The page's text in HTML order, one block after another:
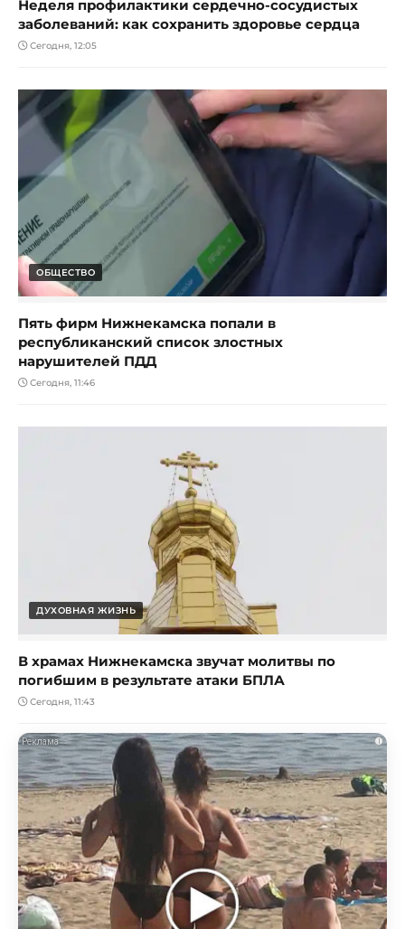
Неделя профилактики сердечно-сосудистых
заболеваний: как сохранить здоровье сердца
Сегодня, 12:05
ОБЩЕСТВО
Пять фирм Нижнекамска попали в
республиканский список злостных
нарушителей ПДД
Сегодня, 11:46
ДУХОВНАЯ ЖИЗНЬ
В храмах Нижнекамска звучат молитвы по
погибшим в результате атаки БПЛА
Сегодня, 11:43
i